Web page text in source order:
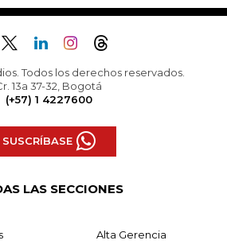
Todos los derechos reservados.
13a 37-32, Bogotá
(+57) 1 4227600
SUSCRÍBASE
LAS SECCIONES
Alta Gerencia